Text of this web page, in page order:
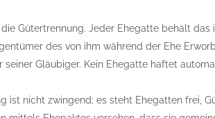
Gütertrennung. Jeder Ehegatte behält
des von ihm während der Ehe
seiner Gläubiger. Kein Ehegatte haftet
ist nicht zwingend; es steht Ehegatten frei,